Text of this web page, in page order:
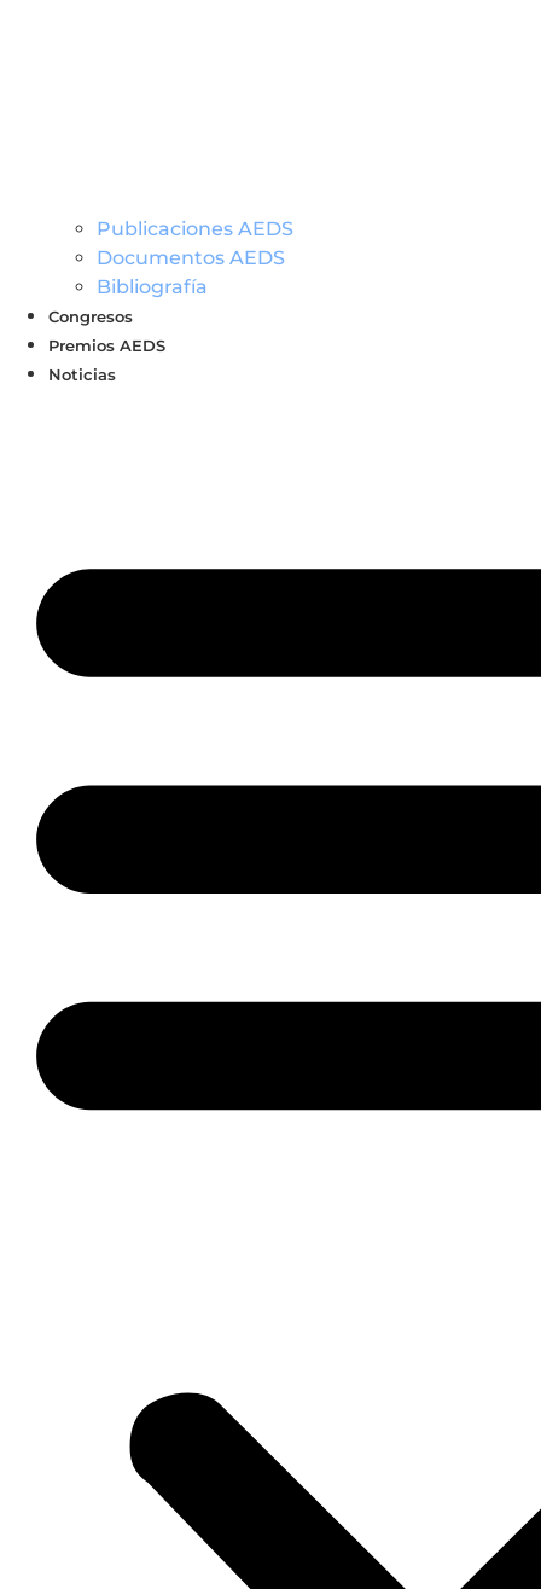
Publicaciones AEDS
Documentos AEDS
Bibliografía
Congresos
Premios AEDS
Noticias